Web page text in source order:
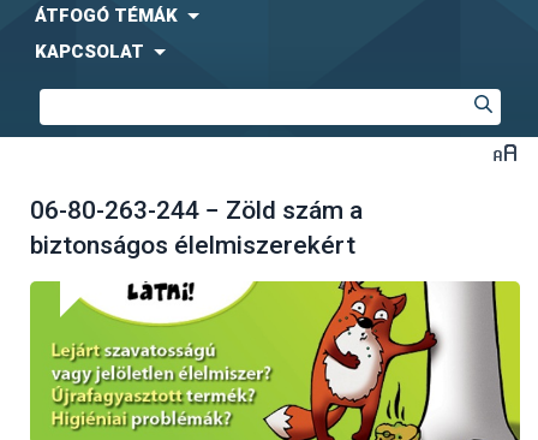
ÁTFOGÓ TÉMÁK
KAPCSOLAT
06-80-263-244 − Zöld szám a
biztonságos élelmiszerekért